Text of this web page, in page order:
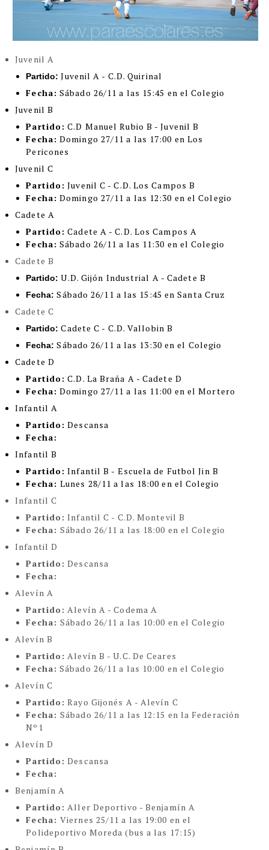
Juvenil A
Partido: Juvenil A - C.D. Quirinal
Fecha: Sábado 26/11 a las 15:45 en el Colegio
Juvenil B
Partido: C.D Manuel Rubio B - Juvenil B
Fecha: Domingo 27/11 a las 17:00 en Los
Pericones
Juvenil C
Partido: Juvenil C - C.D. Los Campos B
Fecha: Domingo 27/11 a las 12:30 en el Colegio
Cadete A
Partido: Cadete A - C.D. Los Campos A
Fecha: Sábado 26/11 a las 11:30 en el Colegio
Cadete B
Partido: U.D. Gijón Industrial A - Cadete B
Fecha: Sábado 26/11 a las 15:45 en Santa Cruz
Cadete C
Partido: Cadete C - C.D. Vallobin B
Fecha: Sábado 26/11 a las 13:30 en el Colegio
Cadete D
Partido: C.D. La Braña A - Cadete D
Fecha: Domingo 27/11 a las 11:00 en el Mortero
Infantil A
Partido: Descansa
Fecha:
Infantil B
Partido: Infantil B - Escuela de Futbol Jin B
Fecha:Lunes 28/11 a las 18:00 en el Colegio
Infantil C
Partido: Infantil C - C.D. Montevil B
Fecha:Sábado 26/11 a las 18:00 en el Colegio
Infantil D
Partido: Descansa
Fecha:
Alevín A
Partido: Alevín A - Codema A
Fecha:Sábado 26/11 a las 10:00 en el Colegio
Alevín B
Partido: Alevín B - U.C. De Ceares
Fecha: Sábado 26/11 a las 10:00 en el Colegio
Alevín C
Partido: Rayo Gijonés A - Alevín C
Fecha:Sábado 26/11 a las 12:15 en la Federación
Nº1
Alevín D
Partido: Descansa
Fecha:
Benjamín A
Partido: Aller Deportivo - Benjamín A
Fecha:Viernes 25/11 a las 19:00 en el
Polideportivo Moreda (bus a las 17:15)